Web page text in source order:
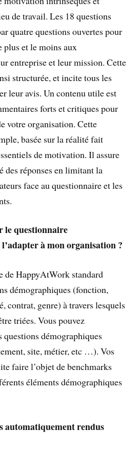
de travail. Les 18 questions
quatre questions ouvertes pour
et le moins aux
entreprise et leur mission. Cette
structurée, et incite tous les
leur avis. Un contenu utile est
forts et critiques pour
votre organisation. Cette
basée sur la réalité fait
de motivation. Il assure
des réponses en limitant la
face au questionnaire et les
le questionnaire
à mon organisation ?
de HappyAtWork standard
démographiques (fonction,
contrat, genre) à travers lesquels
triées. Vous pouvez
questions démographiques
site, métier, etc …). Vos
faire l’objet de benchmarks
éléments démographiques
automatiquement rendus